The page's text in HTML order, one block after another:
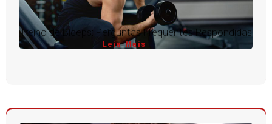
Treino de Bíceps: Perguntas Frequentes Respondidas
Leia Mais